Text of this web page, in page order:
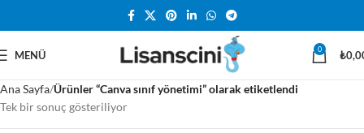
MENÜ 0 ₺
Ana Sayfa Ürünler “Canva sınıf yönetimi” olarak etiketlendi
Tek bir sonuç gösteriliyor